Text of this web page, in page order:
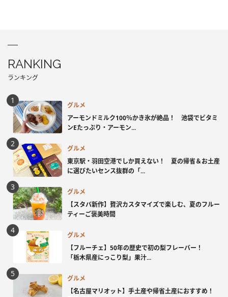
RANKING
ランキング
グルメ
アーモンドミルク100％かき氷が絶品！ 池袋でビタミ
ンEたっぷり・アーモン...
グルメ
東京駅・羽田空港でしか買えない！ 夏の帰省＆お土産
に選びたいセンス抜群の「...
グルメ
【スタバ新作】贅沢カスタマイズで楽しむ、夏のフルー
ティーご褒美時間
グルメ
【フルーチェ】50年の歴史で初の梨フレーバー！
「栃木県産にっこり梨」果汁...
グルメ
【名古屋マリオット】手土産や帰省土産におすすめ！